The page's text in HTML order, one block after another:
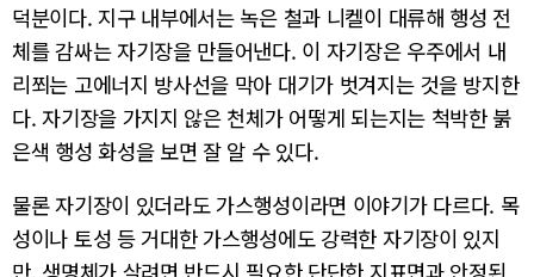
덕분이다. 지구 내부에서는 녹은 철과 니켈이 대류해 행성 전
체를 감싸는 자기장을 만들어낸다. 이 자기장은 우주에서 내
리쬐는 고에너지 방사선을 막아 대기가 벗겨지는 것을 방지한
다. 자기장을 가지지 않은 천체가 어떻게 되는지는 척박한 붉
은색 행성 화성을 보면 잘 알 수 있다.
물론 자기장이 있더라도 가스행성이라면 이야기가 다르다. 목
성이나 토성 등 거대한 가스행성에도 강력한 자기장이 있지